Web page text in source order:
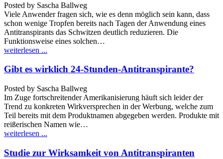
Posted by Sascha Ballweg
Viele Anwender fragen sich, wie es denn möglich sein kann, dass
schon wenige Tropfen bereits nach Tagen der Anwendung eines
Antitranspirants das Schwitzen deutlich reduzieren. Die
Funktionsweise eines solchen…
weiterlesen ...
Gibt es wirklich 24-Stunden-Antitranspirante?
Posted by Sascha Ballweg
Im Zuge fortschreitender Amerikanisierung häuft sich leider der
Trend zu konkreten Wirkversprechen in der Werbung, welche zum
Teil bereits mit dem Produktnamen abgegeben werden. Produkte mit
reißerischen Namen wie…
weiterlesen ...
Studie zur Wirksamkeit von Antitranspiranten